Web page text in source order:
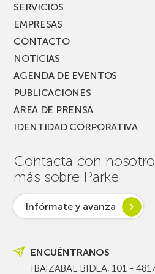
SERVICIOS
EMPRESAS
CONTACTO
NOTICIAS
AGENDA DE EVENTOS
PUBLICACIONES
ÁREA DE PRENSA
IDENTIDAD CORPORATIVA
Contacta con
más sobre Parke
Infórmate y avanza
ENCUÉNTRANOS
IBAIZABAL BIDEA, 101 -